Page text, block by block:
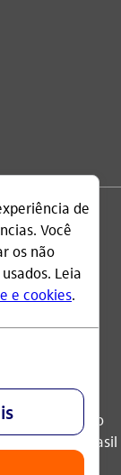
Olavo
São Paulo -
Conglomerado
Central do Brasil
nos